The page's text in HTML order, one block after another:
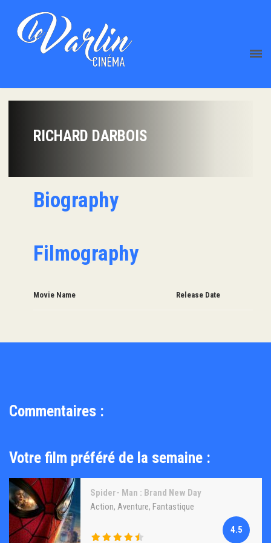
RICHARD DARBOIS
Biography
Filmography
Movie Name Release Date
Commentaires :
Votre film préféré de la semaine :
Spider- Man : Brand New Day
Action, Aventure, Fantastique
4.5